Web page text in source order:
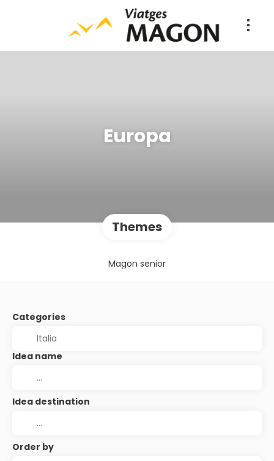
Europa
Themes
Magon senior
Categories
Idea name
Idea destination
Order by